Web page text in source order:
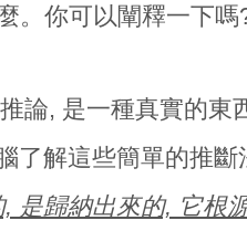
。你可以闡釋一下嗎
論, 是一種真實的東
了解這些簡單的推斷
歸納出來的, 它根